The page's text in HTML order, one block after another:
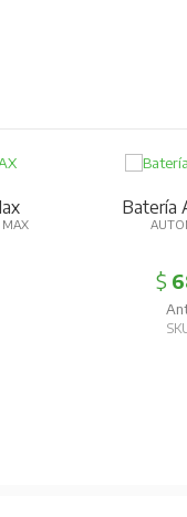
MAX
Batería
$